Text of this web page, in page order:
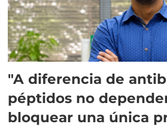
"A diferencia de
péptidos no
bloquear una única